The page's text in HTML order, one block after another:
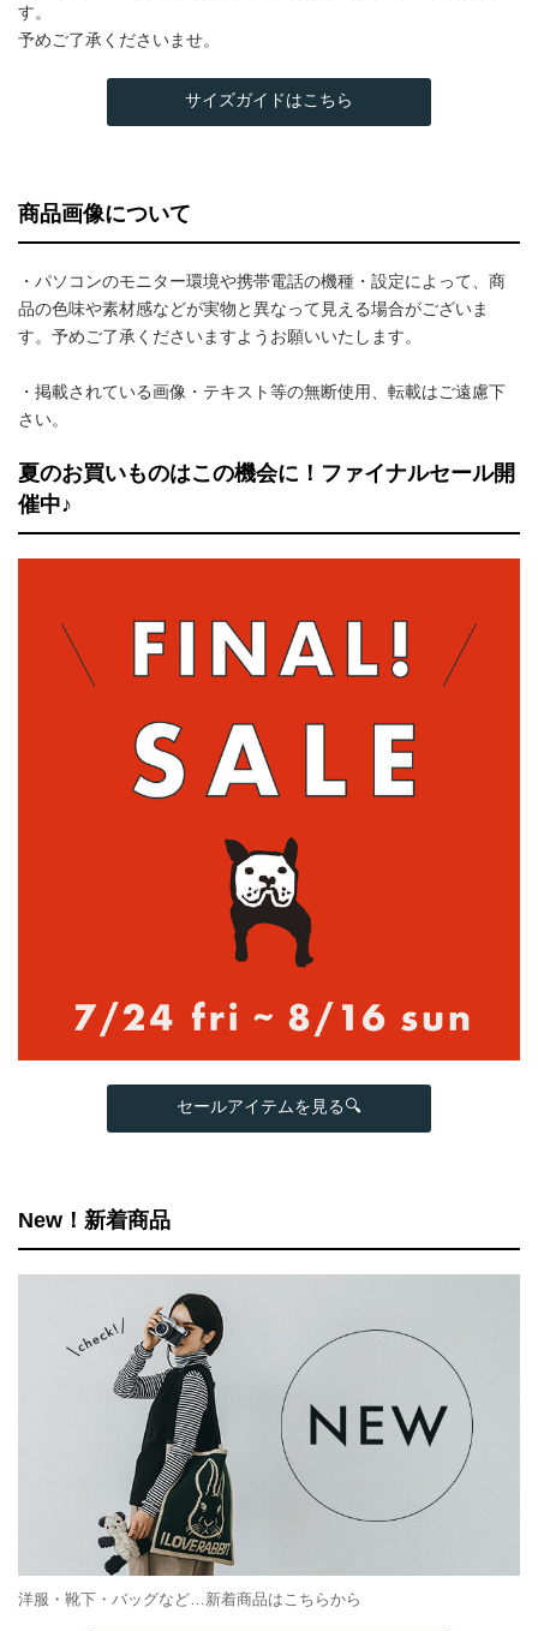
す。
予めご了承くださいませ。
サイズガイドはこちら
商品画像について
・パソコンのモニター環境や携帯電話の機種・設定によって、商
品の色味や素材感などが実物と異なって見える場合がございま
す。予めご了承くださいますようお願いいたします。
・掲載されている画像・テキスト等の無断使用、転載はご遠慮下
さい。
夏のお買いものはこの機会に！ファイナルセール開
催中♪
セールアイテムを見る🔍
New！新着商品
洋服・靴下・バッグなど…新着商品はこちらから